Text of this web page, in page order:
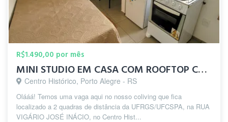
R$1.490,00 por mês
MINI STUDIO EM CASA COM ROOFTOP COM PISCINA NO CENTRO 😁🧡
Centro Histórico, Porto Alegre - RS
Olááá! Temos uma vaga aqui no nosso coliving que fica
localizado a 2 quadras de distância da UFRGS/UFCSPA, na RUA
VIGÁRIO JOSÉ INÁCIO, no Centro Hist...